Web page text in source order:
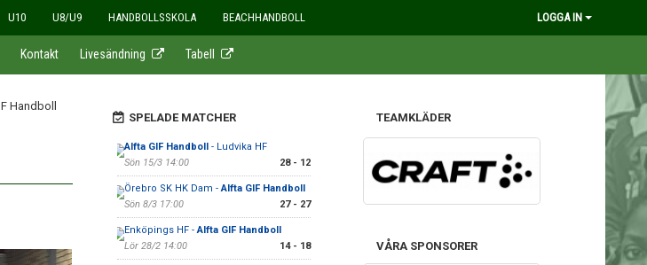
U10 U8/U9 HANDBOLLSSKOLA BEACHHANDBOLL LOGGA IN
Kontakt Livesändning Tabell
SPELADE MATCHER
Alfta GIF Handboll- Ludvika HF
Sön 15/3 14:00
28 - 12
Örebro SK HK Dam -Alfta GIF Handboll
Sön 8/3 17:00
27 - 27
Enköpings HF -Alfta GIF Handboll
Lör 28/2 14:00
14 - 18
TEAMKLÄDER
VÅRA SPONSORER